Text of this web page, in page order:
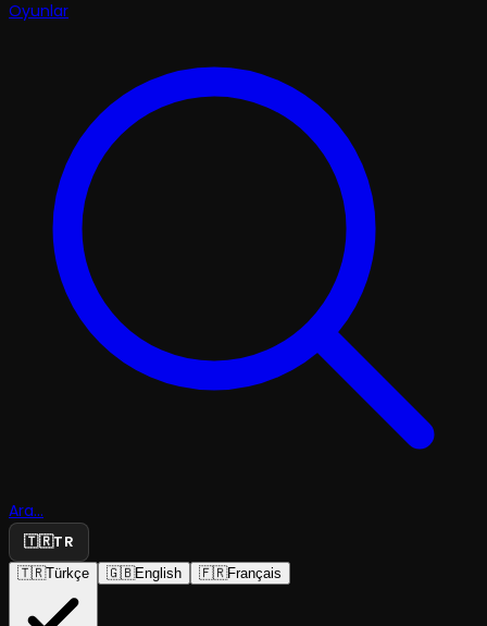
Oyunlar
Ara...
🇹🇷TR
🇹🇷Türkçe 🇬🇧English 🇫🇷Français